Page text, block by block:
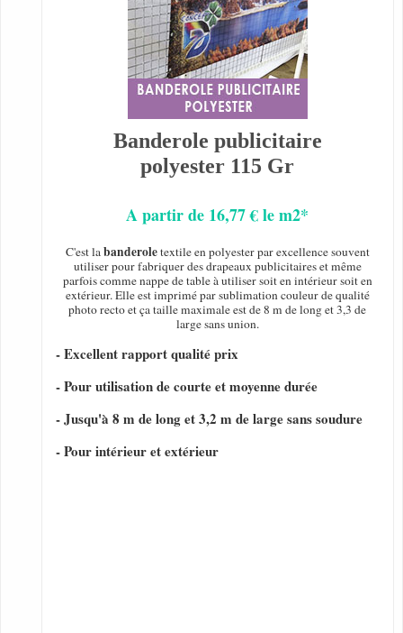
Banderole publicitaire
polyester 115 Gr
A partir de 16,77 € le m2*
C'est labanderoletextile en polyester par excellence souvent
utiliser pour fabriquer des drapeaux publicitaires et même
parfois comme nappe de table à utiliser soit en intérieur soit en
extérieur. Elle est imprimé par sublimation couleur de qualité
photo recto et ça taille maximale est de 8 m de long et 3,3 de
large sans union.
- Excellent rapport qualité prix
- Pour utilisation de courte et moyenne durée
- Jusqu'à 8 m de long et 3,2 m de large sans soudure
- Pour intérieur et extérieur